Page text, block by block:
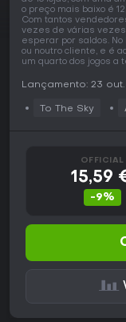
o preço mais baixo é
Com tantos
vezes de várias
esperar por saldos.
ou noutro cliente, e é
um quarto dos jogos a
Lançamento: 23 out.
To The Sky
OFFICIAL
15,59
-9%